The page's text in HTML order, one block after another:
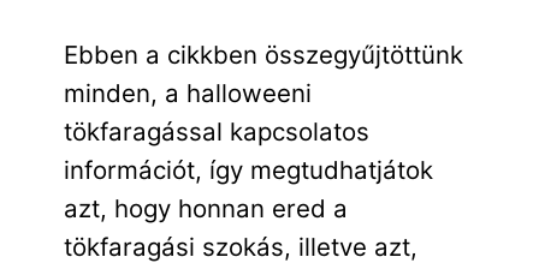
Ebben a cikkben összegyűjtöttünk
minden, a halloweeni
tökfaragással kapcsolatos
információt, így megtudhatjátok
azt, hogy honnan ered a
tökfaragási szokás, illetve azt,